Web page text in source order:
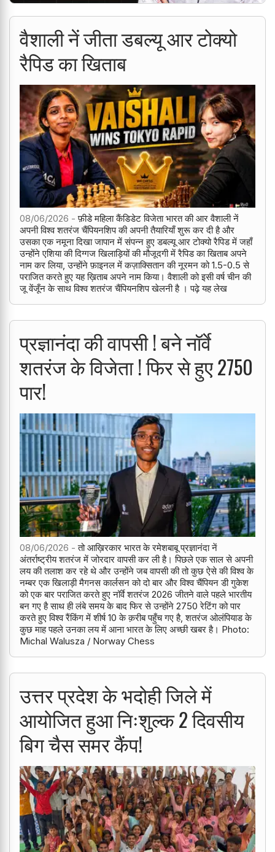
वैशाली नें जीता डबल्यू आर टोक्यो
रैपिड का खिताब
08/06/2026 - फ़ीडे महिला कैंडिडेट विजेता भारत की आर वैशाली नें
अपनी विश्व शतरंज चैंपियनशिप की अपनी तैयारियाँ शुरू कर दी है और
उसका एक नमूना दिखा जापान में संपन्न हुए डबल्यू आर टोक्यो रैपिड में जहाँ
उन्होंने एशिया की दिग्गज खिलाड़ियों की मौजूदगी में रैपिड का खिताब अपने
नाम कर लिया, उन्होंने फ़ाइनल में कज़ाक्सितान की नूरमन को 1.5-0.5 से
पराजित करते हुए यह ख़िताब अपने नाम किया। वैशाली को इसी वर्ष चीन की
जू वेंजूँन के साथ विश्व शतरंज चैंपियनशिप खेलनी है । पढ़े यह लेख
प्रज्ञानंदा की वापसी ! बने नॉर्वे
शतरंज के विजेता ! फिर से हुए 2750
पार!
08/06/2026 - तो आख़िरकार भारत के रमेशबाबू प्रज्ञानंदा नें
अंतर्राष्ट्रीय शतरंज में जोरदार वापसी कर ली है। पिछले एक साल से अपनी
लय की तलाश कर रहे थे और उन्होंने जब वापसी की तो कुछ ऐसे की विश्व के
नम्बर एक खिलाड़ी मैगनस कार्लसन को दो बार और विश्व चैंपियन डी गुकेश
को एक बार पराजित करते हुए नॉर्वे शतरंज 2026 जीतने वाले पहले भारतीय
बन गए है साथ ही लंबे समय के बाद फिर से उन्होंने 2750 रेटिंग को पार
करते हुए विश्व रैंकिंग में शीर्ष 10 के क़रीब पहुँच गए है, शतरंज ओलंपियाड के
कुछ माह पहले उनका लय में आना भारत के लिए अच्छी खबर है। Photo:
Michal Walusza / Norway Chess
उत्तर प्रदेश के भदोही जिले में
आयोजित हुआ निःशुल्क 2 दिवसीय
बिग चैस समर कैंप!